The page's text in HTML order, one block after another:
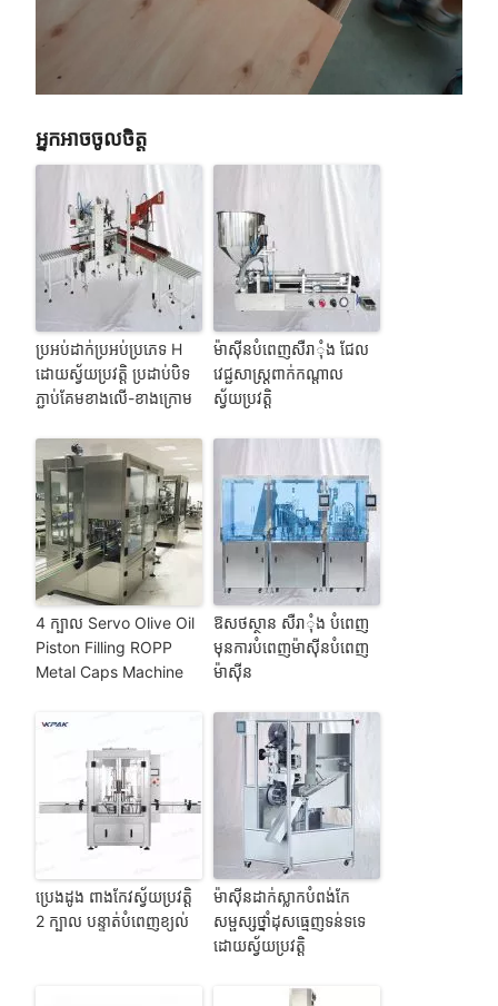
អ្នកអាចចូលចិត្ត
ប្រអប់ដាក់ប្រអប់ប្រភេទ H
ដោយស្វ័យប្រវត្តិ ប្រដាប់បិទ
ភ្ជាប់គែមខាងលើ-ខាងក្រោម
ម៉ាស៊ីនបំពេញសឺរាុំង ជែល
វេជ្ជសាស្ត្រពាក់កណ្តាល
ស្វ័យប្រវត្តិ
4 ក្បាល Servo Olive Oil
Piston Filling ROPP
Metal Caps Machine
ឱសថស្ថាន សឺរាុំង បំពេញ
មុនការបំពេញម៉ាស៊ីនបំពេញ
ម៉ាស៊ីន
ប្រេងដូង ពាងកែវស្វ័យប្រវត្តិ
2 ក្បាល បន្ទាត់បំពេញខ្យល់
ម៉ាស៊ីន​ដាក់​ស្លាក​បំពង់​កែ​
សម្ផស្ស​ថ្នាំ​ដុសធ្មេញ​ទន់​ទទេ​
ដោយ​ស្វ័យ​ប្រវត្តិ